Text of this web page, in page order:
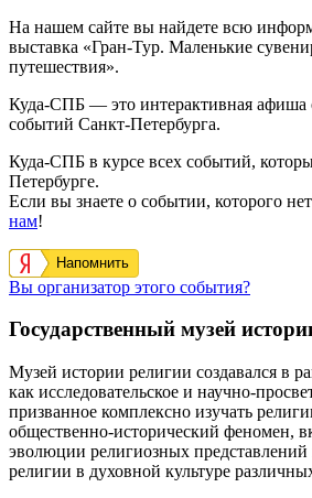
На нашем сайте вы найдете всю
выставка «Гран-Тур. Маленькие
путешествия».
Куда-СПБ — это интерактивная афиша
событий Санкт-Петербурга.
Куда-СПБ в курсе всех событий,
Петербурге.
Если вы знаете о событии, которого
нам!
Напомнить
Вы организатор этого события?
Государственный музей
Музей истории религии создавался в
как исследовательское и научно-
призванное комплексно изучать
общественно-исторический феномен,
эволюции религиозных представлений
религии в духовной культуре